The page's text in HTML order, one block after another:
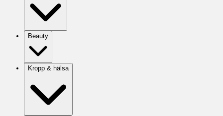
Beauty
Kropp & hälsa